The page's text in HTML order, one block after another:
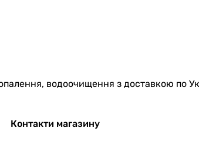
водоочищення з доставкою по
Контакти магазину